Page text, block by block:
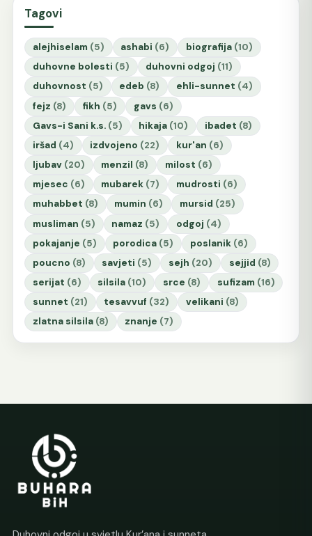
Tagovi
alejhiselam (5) ashabi (6) biografija (10)
duhovne bolesti (5) duhovni odgoj (11)
duhovnost (5) edeb (8) ehli-sunnet (4)
fejz (8) fikh (5) gavs (6)
Gavs-i Sani k.s. (5) hikaja (10) ibadet (8)
iršad (4) izdvojeno (22) kur'an (6)
ljubav (20) menzil (8) milost (6)
mjesec (6) mubarek (7) mudrosti (6)
muhabbet (8) mumin (6) mursid (25)
musliman (5) namaz (5) odgoj (4)
pokajanje (5) porodica (5) poslanik (6)
poucno (8) savjeti (5) sejh (20) sejjid (8)
serijat (6) silsila (10) srce (8) sufizam (16)
sunnet (21) tesavvuf (32) velikani (8)
zlatna silsila (8) znanje (7)